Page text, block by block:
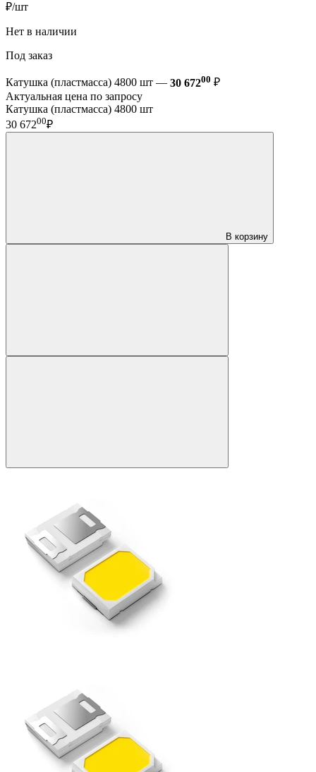
₽/шт
Нет в наличии
Под заказ
Катушка (пластмасса) 4800 шт — 30 67200 ₽
Актуальная цена по запросу
Катушка (пластмасса) 4800 шт
30 67200₽
В корзину